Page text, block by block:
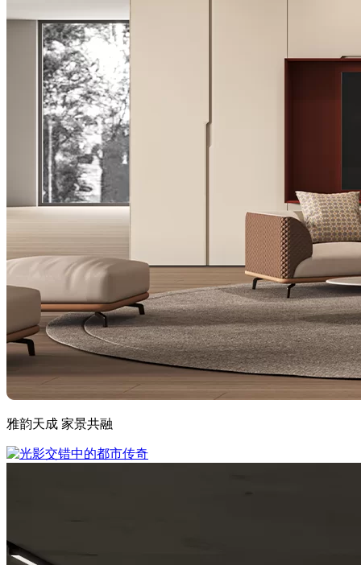
雅韵天成 家景共融